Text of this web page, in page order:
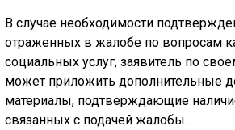
В случае необходимости
отраженных в жалобе по вопросам
социальных услуг, заявитель по
может приложить дополнительные
материалы, подтверждающие
связанных с подачей жалобы.